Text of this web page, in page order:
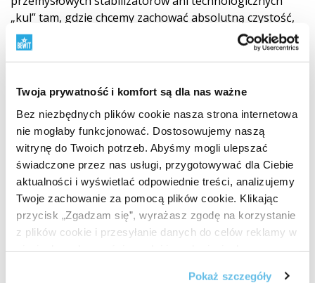
Twoja prywatność i komfort są dla nas ważne
Bez niezbędnych plików cookie nasza strona internetowa
nie mogłaby funkcjonować. Dostosowujemy naszą
witrynę do Twoich potrzeb. Abyśmy mogli ulepszać
świadczone przez nas usługi, przygotowywać dla Ciebie
aktualności i wyświetlać odpowiednie treści, analizujemy
Twoje zachowanie za pomocą plików cookie. Klikając
przycisk „Zgadzam się”, wyrażasz zgodę na korzystanie
z plików cookie i przesyłanie danych do celów reklamy w
Pokaż szczegóły
„kul” tam, gdzie chcemy zachować absolutną czystość,
sens i odpowiedzialność produktu.
Nie idziemy tą drogą, ponieważ jest łatwa. Idziemy nią,
Poznaj zasadę BEWIT QUALITY